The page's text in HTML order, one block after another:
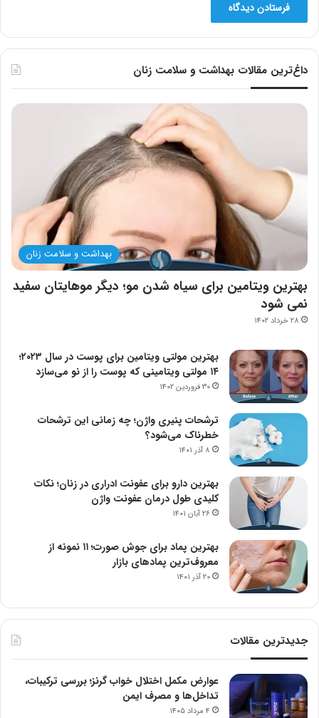
داغ‌ترین مقالات بهداشت و سلامت زنان
بهداشت و سلامت زنان
بهترین ویتامین برای سیاه شدن مو؛ دیگر موهایتان سفید
نمی شود
۲۸ خرداد ۱۴۰۲
بهترین مولتی ویتامین برای پوست در سال ۲۰۲۳؛
۱۴ مولتی ویتامینی که پوست را از نو می‌سازد
۳۰ فروردین ۱۴۰۲
ترشحات پنیری واژن؛ چه زمانی این ترشحات
خطرناک می‌شود؟
۸ آذر ۱۴۰۱
بهترین دارو برای عفونت ادراری در زنان؛ نکات
کلیدی طول درمان عفونت واژن
۲۶ آبان ۱۴۰۱
بهترین پماد برای جوش صورت؛ ۱۱ نمونه از
معروف‌ترین پمادهای بازار
۲۰ آذر ۱۴۰۱
جدیدترین مقالات
عوارض مکمل اختلال خواب گرنز؛ بررسی ترکیبات،
تداخل‌ها و مصرف ایمن
۴ مرداد ۱۴۰۵